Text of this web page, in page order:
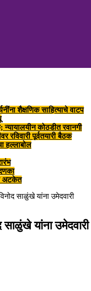
शैक्षणिक साहित्याचे वाटप
कोठडीत रवानगी
रविवारी पूर्वतयारी बैठक
हल्लाबोल
अटकेत
साळुंखे यांना उमेदवारी
साळुंखे यांना उमेदवारी